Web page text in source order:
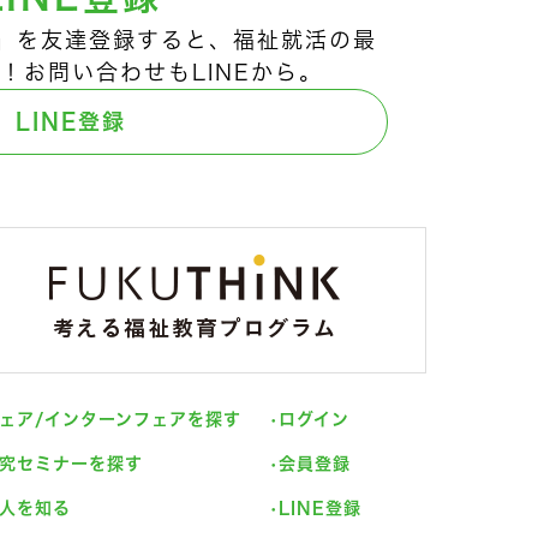
友達登録すると、福祉就活の最
お問い合わせもLINEから。
LINE登録
ア/インターンフェアを探す
セミナーを探す
を知る
ログイン
会員登録
LINE登録